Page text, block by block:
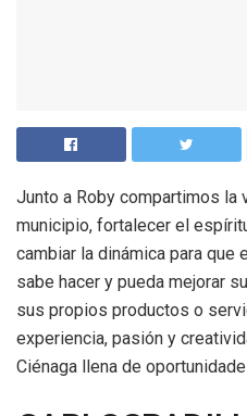
Junto a Roby compartimos la
municipio, fortalecer el
cambiar la dinámica para que
sabe hacer y pueda mejorar
sus propios productos o
experiencia, pasión y
Ciénaga llena de